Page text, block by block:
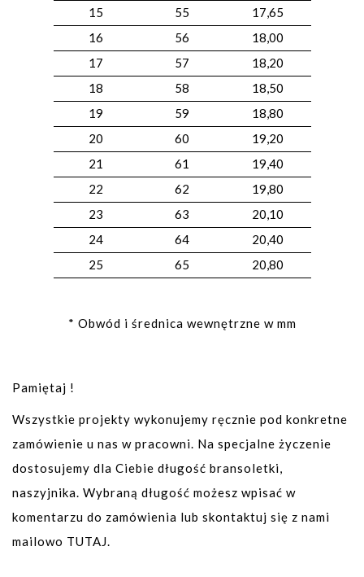
15
55
17,65
16
56
18,00
17
57
18,20
18
58
18,50
19
59
18,80
20
60
19,20
21
61
19,40
22
62
19,80
23
63
20,10
24
64
20,40
25
65 20,80
* Obwód i średnica wewnętrzne w mm
Pamiętaj !
Wszystkie projekty wykonujemy ręcznie pod konkretne
zamówienie u nas w pracowni. Na specjalne życzenie
dostosujemy dla Ciebie długość bransoletki,
naszyjnika. Wybraną długość możesz wpisać w
komentarzu do zamówienia lub skontaktuj się z nami
mailowo TUTAJ.